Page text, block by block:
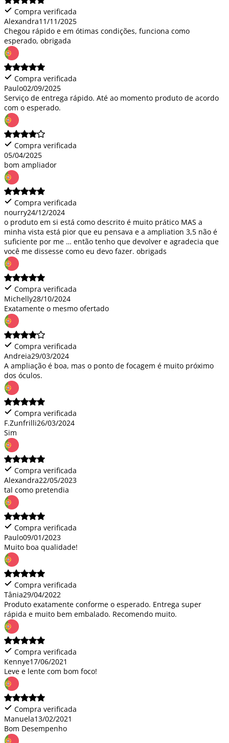
Compra verificada
Alexandra11/11/2025
Chegou rápido e em ótimas condições, funciona como
esperado, obrigada
Compra verificada
Paulo02/09/2025
Serviço de entrega rápido. Até ao momento produto de acordo
com o esperado.
Compra verificada
05/04/2025
bom ampliador
Compra verificada
nourry24/12/2024
o produto em si está como descrito é muito prático MAS a
minha vista está pior que eu pensava e a ampliation 3,5 não é
suficiente por me … então tenho que devolver e agradecia que
você me dissesse como eu devo fazer. obrigads
Compra verificada
Michelly28/10/2024
Exatamente o mesmo ofertado
Compra verificada
Andreia29/03/2024
A ampliação é boa, mas o ponto de focagem é muito próximo
dos óculos.
Compra verificada
F.Zunfrilli26/03/2024
Sim
Compra verificada
Alexandra22/05/2023
tal como pretendia
Compra verificada
Paulo09/01/2023
Muito boa qualidade!
Compra verificada
Tânia29/04/2022
Produto exatamente conforme o esperado. Entrega super
rápida e muito bem embalado. Recomendo muito.
Compra verificada
Kennye17/06/2021
Leve e lente com bom foco!
Compra verificada
Manuela13/02/2021
Bom Desempenho